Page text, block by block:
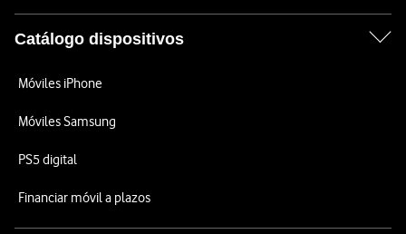
Catálogo dispositivos
Móviles iPhone
Móviles Samsung
PS5 digital
Financiar móvil a plazos